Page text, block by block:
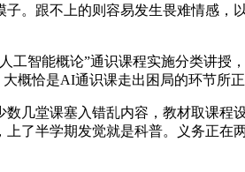
。跟不上的则容易发生畏难情感，
智能概论”通识课程实施分类讲授
概恰是AI通识课走出困局的环节所正
几堂课塞入错乱内容，教材取课程
了半学期发觉就是科普。义务正在